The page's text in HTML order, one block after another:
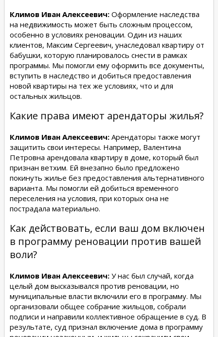
Климов Иван Алексеевич: Оформление наследства
на недвижимость может быть сложным процессом,
особенно в условиях реновации. Один из наших
клиентов, Максим Сергеевич, унаследовал квартиру от
бабушки, которую планировалось снести в рамках
программы. Мы помогли ему оформить все документы,
вступить в наследство и добиться предоставления
новой квартиры на тех же условиях, что и для
остальных жильцов.
Какие права имеют арендаторы жилья?
Климов Иван Алексеевич: Арендаторы также могут
защитить свои интересы. Например, Валентина
Петровна арендовала квартиру в доме, который был
признан ветхим. Ей внезапно было предложено
покинуть жилье без предоставления альтернативного
варианта. Мы помогли ей добиться временного
переселения на условия, при которых она не
пострадала материально.
Как действовать, если ваш дом включен
в программу реновации против вашей
воли?
Климов Иван Алексеевич: У нас был случай, когда
целый дом высказывался против реновации, но
муниципальные власти включили его в программу. Мы
организовали общее собрание жильцов, собрали
подписи и направили коллективное обращение в суд. В
результате, суд признал включение дома в программу